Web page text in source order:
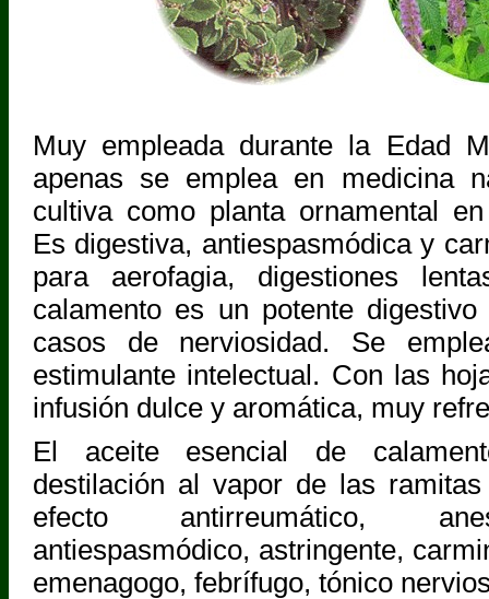
Muy empleada durante la Edad
apenas se emplea en medicina
cultiva como planta ornamental
Es digestiva, antiespasmódica y
para aerofagia, digestiones
calamento es un potente
casos de nerviosidad. Se
estimulante intelectual. Con las
infusión dulce y aromática, muy
El aceite esencial de
destilación al vapor de las
efecto antirreumático,
antiespasmódico, astringente,
emenagogo, febrífugo, tónico